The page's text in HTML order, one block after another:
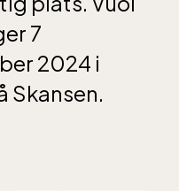
7
2024 i
Skansen.
10-15 helger